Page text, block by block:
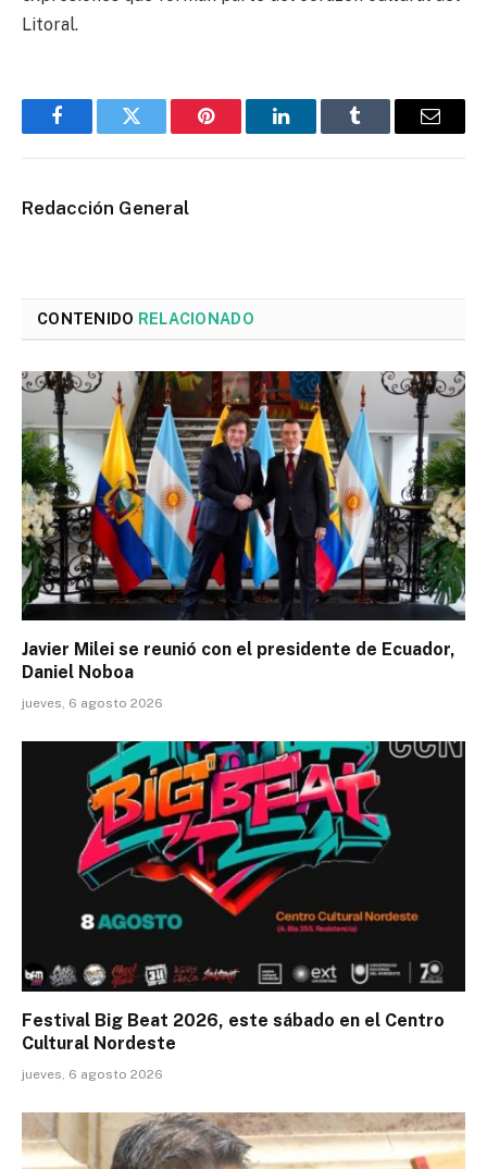
Litoral.
FacebookTwitter Pinterest LinkedInTumblr Email
Redacción General
CONTENIDO RELACIONADO
Javier Milei se reunió con el presidente de Ecuador,
Daniel Noboa
jueves, 6 agosto 2026
Festival Big Beat 2026, este sábado en el Centro
Cultural Nordeste
jueves, 6 agosto 2026